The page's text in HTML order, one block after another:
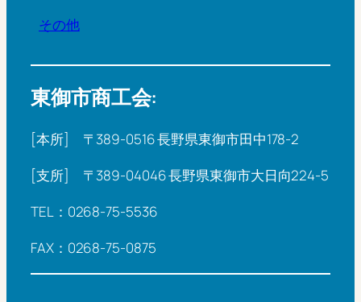
その他
東御市商工会:
[本所] 〒389-0516 長野県東御市田中178-2
[支所] 〒389-04046 長野県東御市大日向224-5
TEL：0268-75-5536
FAX：0268-75-0875